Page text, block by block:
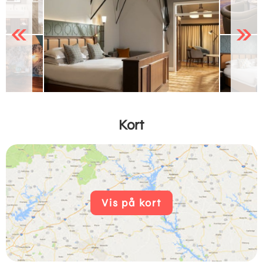
Previous Next
Kort
Vis på kort